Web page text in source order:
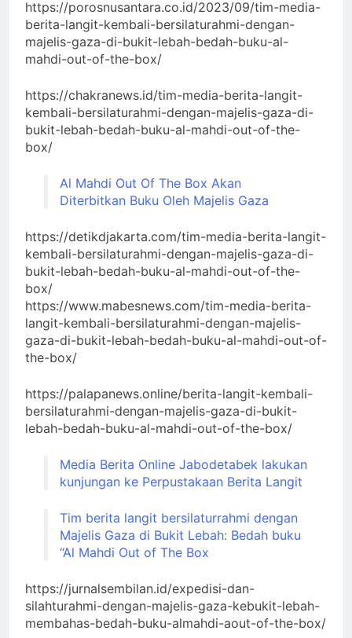
https://porosnusantara.co.id/2023/09/tim-media-
berita-langit-kembali-bersilaturahmi-dengan-
majelis-gaza-di-bukit-lebah-bedah-buku-al-
mahdi-out-of-the-box/
https://chakranews.id/tim-media-berita-langit-
kembali-bersilaturahmi-dengan-majelis-gaza-di-
bukit-lebah-bedah-buku-al-mahdi-out-of-the-
box/
Al Mahdi Out Of The Box Akan
Diterbitkan Buku Oleh Majelis Gaza
https://detikdjakarta.com/tim-media-berita-langit-
kembali-bersilaturahmi-dengan-majelis-gaza-di-
bukit-lebah-bedah-buku-al-mahdi-out-of-the-
box/
https://www.mabesnews.com/tim-media-berita-
langit-kembali-bersilaturahmi-dengan-majelis-
gaza-di-bukit-lebah-bedah-buku-al-mahdi-out-of-
the-box/
https://palapanews.online/berita-langit-kembali-
bersilaturahmi-dengan-majelis-gaza-di-bukit-
lebah-bedah-buku-al-mahdi-out-of-the-box/
Media Berita Online Jabodetabek lakukan
kunjungan ke Perpustakaan Berita Langit
Tim berita langit bersilaturrahmi dengan
Majelis Gaza di Bukit Lebah: Bedah buku
“Al Mahdi Out of The Box
https://jurnalsembilan.id/expedisi-dan-
silahturahmi-dengan-majelis-gaza-kebukit-lebah-
membahas-bedah-buku-almahdi-aout-of-the-box/